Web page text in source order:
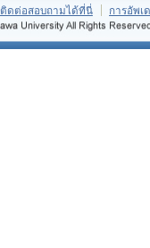
ติดต่อสอบถามได้ที่นี่ การอัพเ